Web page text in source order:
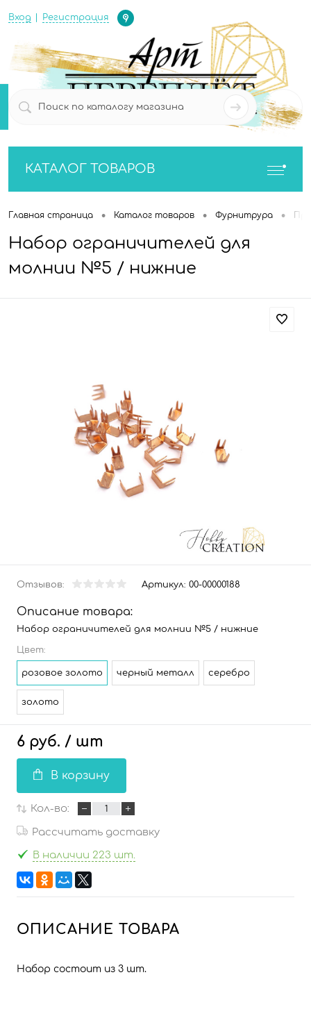
Вход Регистрация
Определение
0
КАТАЛОГ ТОВАРОВ
Главная страница • Каталог товаров • Фурнитрура •
Набор ограничителей для
молнии №5 / нижние
Отзывов: Артикул: 00-00000188
Описание товара:
Набор ограничителей для молнии №5 / нижние
Цвет:
розовое золото черный металл серебро
золото
6 руб. / шт
В корзину
Кол-во:
Рассчитать доставку
В наличии 223 шт.
ОПИСАНИЕ ТОВАРА
Набор состоит из 3 шт.